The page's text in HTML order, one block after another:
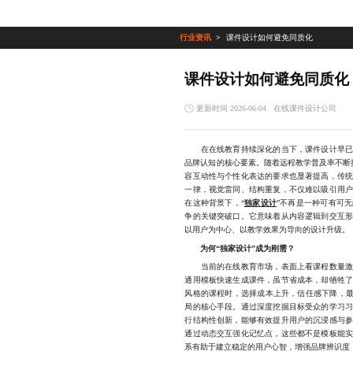
行业资讯 课件设计如何避免同质化
课件设计如何避免同质化
更新时间 2026-06-04 在线课件设计公司
在在线教育持续深化的当下，课件设计早已
品牌认知的核心要素。随着远程教学普及率不
容互动性与个性化表达的要求也显著提高，传
一律，视觉雷同、结构重复，不仅难以吸引用
在这种背景下，“独家设计”不再是一种可有可
争的关键突破口。它意味着从内容逻辑到交互
以用户为中心、以教学效果为导向的设计升级。
为何“独家设计”成为刚需？
当前的在线教育市场，表面上看课程数量激
通用模板快速生成课件，虽节省成本，却牺牲
风格的课程时，选择成本上升，信任感下降，
局的核心手段。通过深度挖掘目标受众的学习
行结构性创新，能够有效提升用户的沉浸感与
通过动态交互强化记忆点，这些都不是模板能
系有助于建立稳定的用户心智，增强品牌辨识